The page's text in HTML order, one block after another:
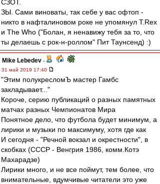
СЗОТ.
ЗЫ. Сами виноваты, так себе у вас офтоп -
никто в нафталиновом роке не упомянул T.Rex
и The Who ("Болан, я ненавижу тебя за то, что
ты делаешь с рок-н-роллом" Пит Таунсенд) :)
Mike Lebedev -
31 май 2019 17:40
"Этим полукресломЪ мастер Гамбс
закладывает..."
Короче, серию публикаций о разных памятных
матчах разных Чемпионатов Мира
Понятное дело, что футбола будет минимум, а
лирики и музыки по максимуму, хотя где как
И сегодня - "Речной вокзал и окрестности", в
скобках (СССР - Венгрия 1986, комм.Котэ
Махарадзе)
Лирики много, и не все поймут, тем более, что
внимательные, вдумчивые читатели это уже